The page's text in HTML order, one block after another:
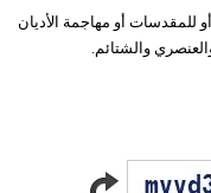
للمقدسات أو مهاجمة الأديان
والشتائم.